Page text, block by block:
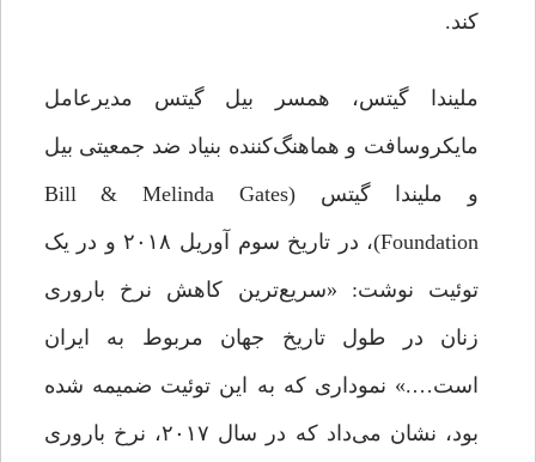
کند.
ملیندا گیتس، همسر بیل گیتس مدیرعامل
مایکروسافت و هماهنگ‌کننده بنیاد ضد جمعیتی بیل
و ملیندا گیتس (Bill & Melinda Gates
Foundation)، در تاریخ سوم آوریل ۲۰۱۸ و در یک
توئیت نوشت: «سریع‌ترین کاهش نرخ باروری
زنان در طول تاریخ جهان مربوط به ایران
است….» نموداری که به این توئیت ضمیمه شده
بود، نشان می‌داد که در سال ۲۰۱۷، نرخ باروری